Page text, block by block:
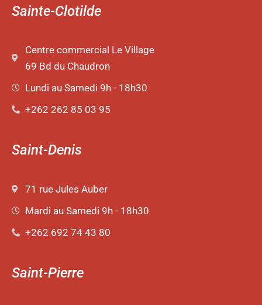
Sainte-Clotilde
Centre commercial Le Village
69 Bd du Chaudron
Lundi au Samedi 9h - 18h30
+262 262 85 03 95
Saint-Denis
71 rue Jules Auber
Mardi au Samedi 9h - 18h30
+262 692 74 43 80
Saint-Pierre